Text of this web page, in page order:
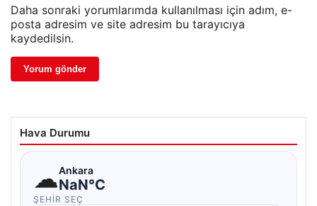
Daha sonraki yorumlarımda kullanılması için adım, e-
posta adresim ve site adresim bu tarayıcıya
kaydedilsin.
Hava Durumu
☁Ankara
NaN°C
ŞEHIR SEÇ